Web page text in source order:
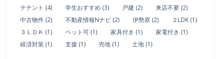
テナント (4)
学生おすすめ (3) 戸建 (2)
来店不要 (2)
中古物件 (2)
不動産情報Nナビ (2) 伊勢原 (2)
２LDK (1)
３ＬＤＫ (1)
ペット可 (1) 家具付き (1)
家電付き (1)
経済対策 (1)
支援 (1) 売地 (1) 土地 (1)